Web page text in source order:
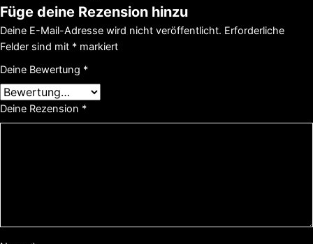
Füge deine Rezension hinzu
Deine E-Mail-Adresse wird nicht veröffentlicht. Erforderliche
Felder sind mit * markiert
Deine Bewertung *
Deine Rezension *